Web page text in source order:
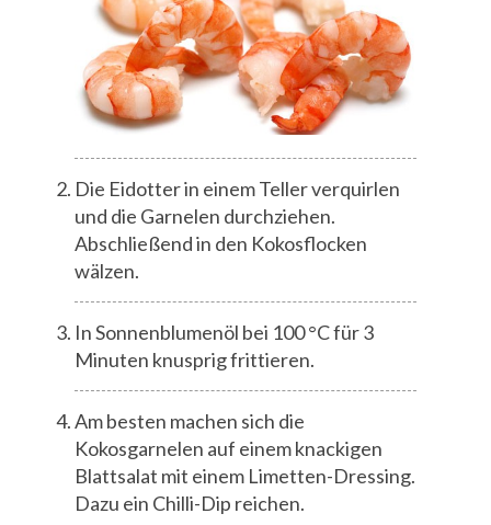
Die Eidotter in einem Teller verquirlen
und die Garnelen durchziehen.
Abschließend in den Kokosflocken
wälzen.
In Sonnenblumenöl bei 100 °C für 3
Minuten knusprig frittieren.
Am besten machen sich die
Kokosgarnelen auf einem knackigen
Blattsalat mit einem Limetten-Dressing.
Dazu ein Chilli-Dip reichen.